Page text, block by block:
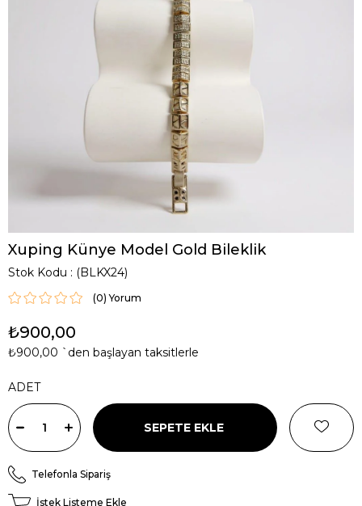
Xuping Künye Model Gold Bileklik
Stok Kodu (BLKX24)
(0)
₺900,00
₺900,00 `den başlayan taksitlerle
ADET
Telefonla Sipariş
İstek Listeme Ekle